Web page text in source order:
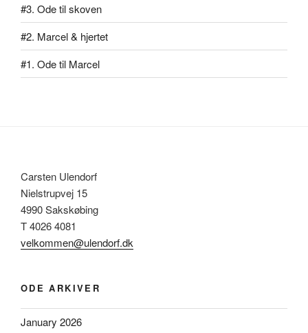
#3. Ode til skoven
#2. Marcel & hjertet
#1. Ode til Marcel
Carsten Ulendorf
Nielstrupvej 15
4990 Sakskøbing
T 4026 4081
velkommen@ulendorf.dk
ODE ARKIVER
January 2026